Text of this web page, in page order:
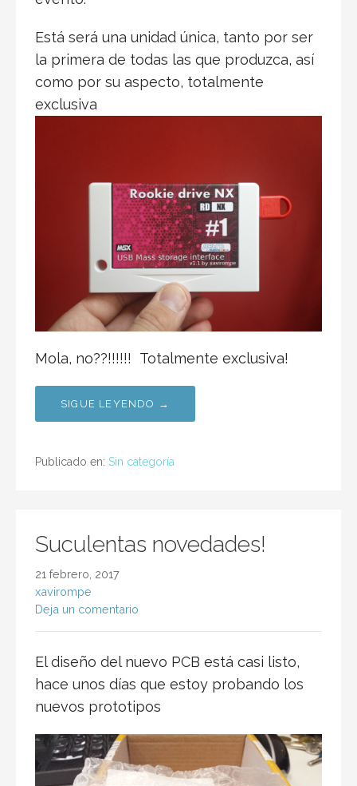
Está será una unidad única, tanto por ser
la primera de todas las que produzca, así
como por su aspecto, totalmente
exclusiva
Mola, no??!!!!!! Totalmente exclusiva!
SIGUE LEYENDO →
Publicado en: Sin categoría
Suculentas novedades!
21 febrero, 2017
xavirompe
Deja un comentario
El diseño del nuevo PCB está casi listo,
hace unos días que estoy probando los
nuevos prototipos